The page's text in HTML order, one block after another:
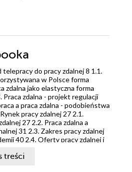
telepracy do pracy zdalnej 8 1.1.
w Polsce forma
zdalna jako elastyczna forma
Praca zdalna - projekt regulacji
a praca zdalna - podobieństwa
pracy zdalnej 27 2.1.
27 2.2. Praca zdalna a
31 2.3. Zakres pracy zdalnej
40 2.4. Oferty pracy zdalnej i
Procedura, narzędzie i hipotezy
treści